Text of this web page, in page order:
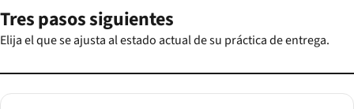
Tres pasos siguientes
Elija el que se ajusta al estado actual de su práctica de entrega.